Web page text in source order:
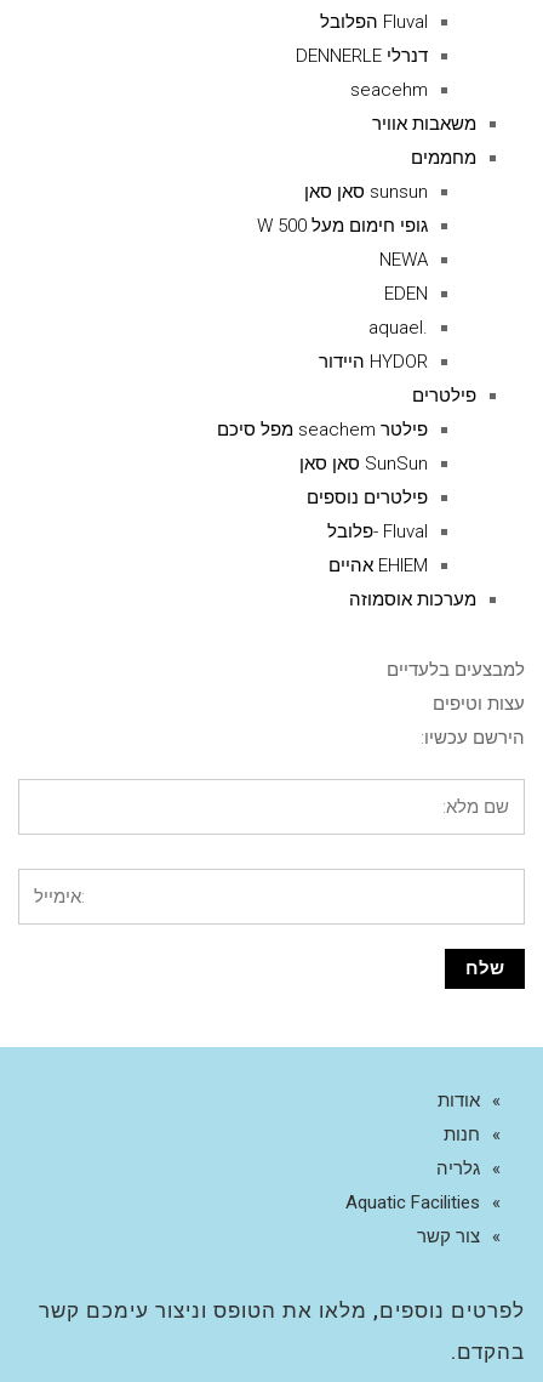
Fluval הפלובל
דנרלי DENNERLE
seacehm
משאבות אוויר
מחממים
sunsun סאן סאן
גופי חימום מעל 500 W
NEWA
EDEN
.aquael
HYDOR היידור
פילטרים
פילטר seachem מפל סיכם
SunSun סאן סאן
פילטרים נוספים
Fluval -פלובל
EHIEM אהיים
מערכות אוסמוזה
למבצעים בלעדיים
עצות וטיפים
הירשם עכשיו:
אודות
חנות
גלריה
Aquatic Facilities
צור קשר
לפרטים נוספים, מלאו את הטופס וניצור עימכם קשר
בהקדם.